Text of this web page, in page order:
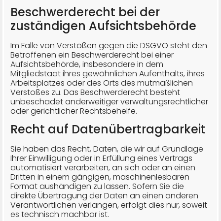
Beschwerde­recht bei der
zuständigen Aufsichts­behörde
Im Falle von Verstößen gegen die DSGVO steht den
Betroffenen ein Beschwerderecht bei einer
Aufsichtsbehörde, insbesondere in dem
Mitgliedstaat ihres gewöhnlichen Aufenthalts, ihres
Arbeitsplatzes oder des Orts des mutmaßlichen
Verstoßes zu. Das Beschwerderecht besteht
unbeschadet anderweitiger verwaltungsrechtlicher
oder gerichtlicher Rechtsbehelfe.
Recht auf Daten­übertrag­barkeit
Sie haben das Recht, Daten, die wir auf Grundlage
Ihrer Einwilligung oder in Erfüllung eines Vertrags
automatisiert verarbeiten, an sich oder an einen
Dritten in einem gängigen, maschinenlesbaren
Format aushändigen zu lassen. Sofern Sie die
direkte Übertragung der Daten an einen anderen
Verantwortlichen verlangen, erfolgt dies nur, soweit
es technisch machbar ist.